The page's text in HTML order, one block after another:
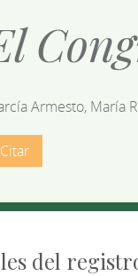
Armesto, María
Citar
del